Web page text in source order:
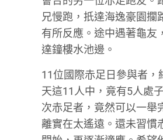
兄慢跑，扺達海逸豪園
有所反應。途中遇著龜友
達鐘樓水池邊。
11位國際赤足日參與者
天這11人中，竟有5人處
次赤足者，竟然可以一舉
離實在太遙遠。還未習慣